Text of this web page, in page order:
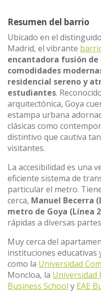
Resumen del barrio
Ubicado en el
Madrid, el vibrante
encantadora fusión
comodidades
residencial sereno y
estudiantes.
arquitectónica, Goya
estampa urbana
clásicas como
distintivo que cautiva
visitantes.
La accesibilidad es una
eficiente sistema de
particular el metro.
cerca, Manuel Becerra
metro de Goya (Línea
rápidas a diversas
Muy cerca del
instituciones educativas
como la Universidad
Moncloa, la Universidad
Business School y EAE